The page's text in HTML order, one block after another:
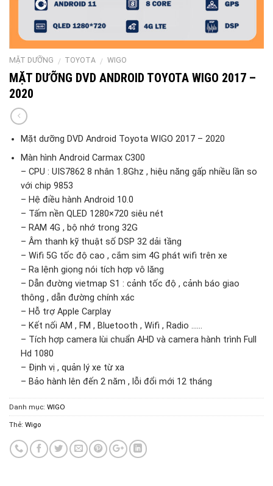
MẶT DƯỠNG / TOYOTA / WIGO
MẶT DƯỠNG DVD ANDROID TOYOTA WIGO 2017 –
2020
Mặt dưỡng DVD Android Toyota WIGO 2017 – 2020
Màn hình Android Carmax C300
– CPU : UIS7862 8 nhân 1.8Ghz , hiệu năng gấp nhiều lần so
với chip 9853
– Hệ điều hành Android 10.0
– Tấm nền QLED 1280×720 siêu nét
– RAM 4G , bộ nhớ trong 32G
– Âm thanh kỹ thuật số DSP 32 dải tầng
– Wifi 5G tốc độ cao , cắm sim 4G phát wifi trên xe
– Ra lệnh giọng nói tích hợp vô lăng
– Dẫn đường vietmap S1 : cảnh tốc độ , cảnh báo giao
thông , dẫn đường chính xác
– Hỗ trợ Apple Carplay
– Kết nối AM , FM , Bluetooth , Wifi , Radio ……
– Tích hợp camera lùi chuẩn AHD và camera hành trình Full
Hd 1080
– Định vị , quản lý xe từ xa
– Bảo hành lên đến 2 năm , lỗi đổi mới 12 tháng
Danh mục: WIGO
Thẻ: Wigo